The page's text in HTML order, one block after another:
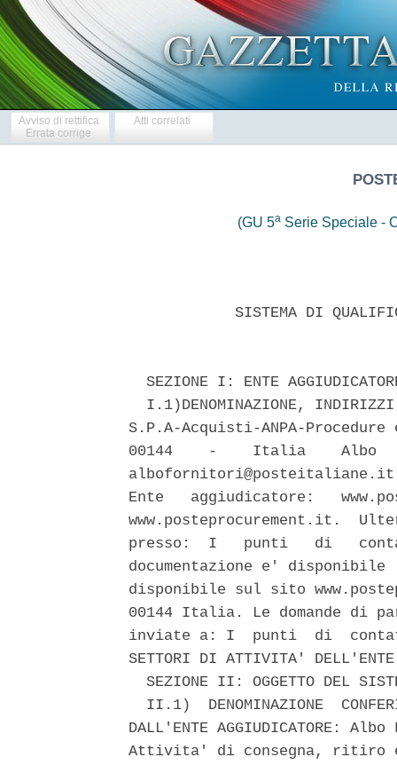
Avviso di rettifica
Errata corrige
Atti correlati
(GU 5a Serie Speciale -
SISTEMA DI
SEZIONE I: ENTE
I.1)DENOMINAZIONE,
S.P.A-Acquisti-ANPA-
00144    -    Italia    Albo
Ente   aggiudicatore:
www.posteprocurement.it.
presso:  I   punti   di
documentazione e'
disponibile sul sito
00144 Italia. Le domande di
inviate a: I  punti  di
SETTORI DI ATTIVITA'
SEZIONE II: OGGETTO DEL
II.1)  DENOMINAZIONE
DALL'ENTE
Attivita' di consegna,